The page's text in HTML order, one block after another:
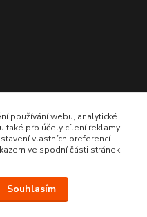
používání webu, analytické
také pro účely cílení reklamy
vlastních preferencí
ve spodní části stránek.
Souhlasím